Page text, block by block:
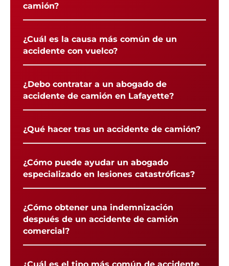
camión?
¿Cuál es la causa más común de un
accidente con vuelco?
¿Debo contratar a un abogado de
accidente de camión en Lafayette?
¿Qué hacer tras un accidente de camión?
¿Cómo puede ayudar un abogado
especializado en lesiones catastróficas?
¿Cómo obtener una indemnización
después de un accidente de camión
comercial?
¿Cuál es el tipo más común de accidente